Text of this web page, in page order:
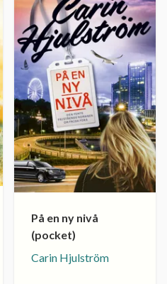
På en ny nivå
(pocket)
Carin Hjulström